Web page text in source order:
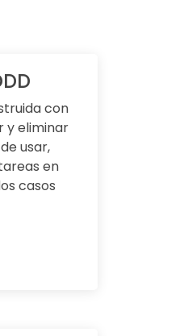
con
y eliminar
usar,
en
casos